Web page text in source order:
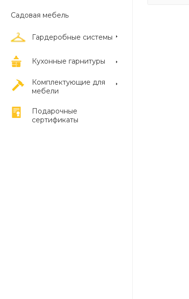
Садовая мебель
Гардеробные системы
Кухонные гарнитуры
Комплектующие для
мебели
Подарочные
сертификаты